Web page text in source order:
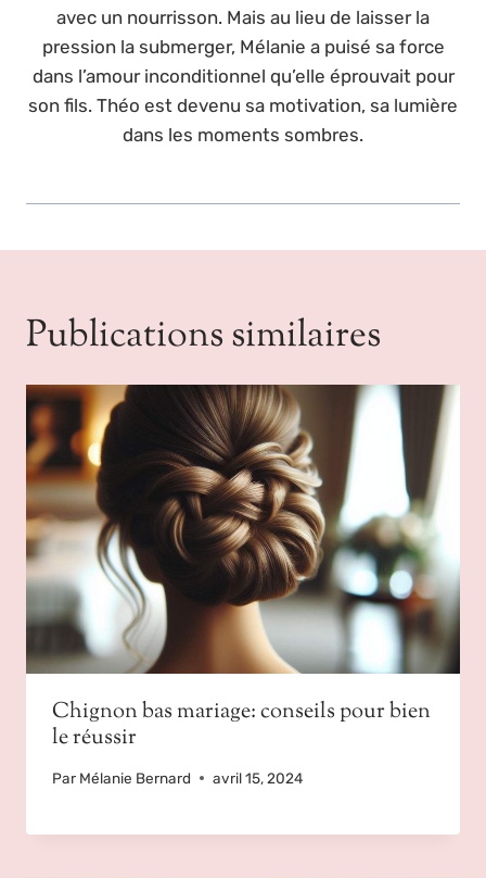
avec un nourrisson. Mais au lieu de laisser la
pression la submerger, Mélanie a puisé sa force
dans l’amour inconditionnel qu’elle éprouvait pour
son fils. Théo est devenu sa motivation, sa lumière
dans les moments sombres.
Publications similaires
Chignon bas mariage: conseils pour bien
le réussir
Par Mélanie Bernard avril 15, 2024